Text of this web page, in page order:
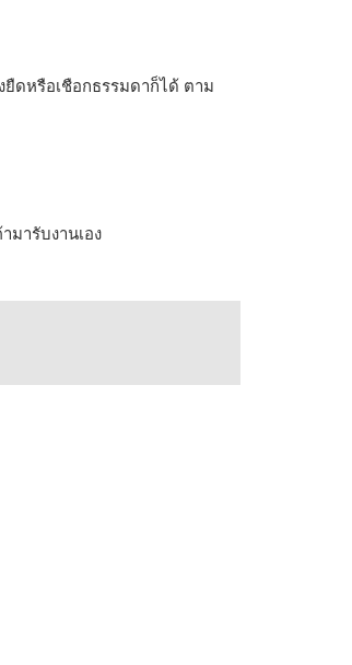
ยืดหรือเชือกธรรมดาก็ได้ ตาม
มารับงานเอง